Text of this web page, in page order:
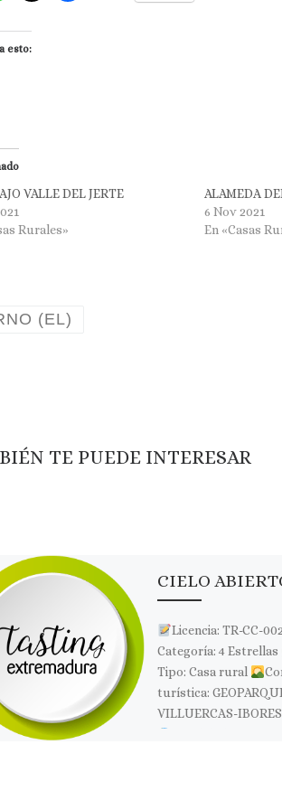
esto:
VALLE DEL JERTE
Rurales»
ALAMEDA
6 Nov 2021
En «Casas
(EL)
TE PUEDE INTERESAR
CIELO
Licencia: TR-CC-
Categoría: 4 Estrellas
Tipo: Casa rural
turística:
VILLUERCAS-